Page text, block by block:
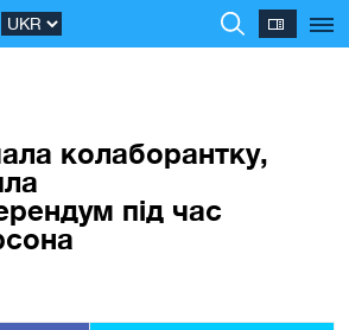
колаборантку,
під час